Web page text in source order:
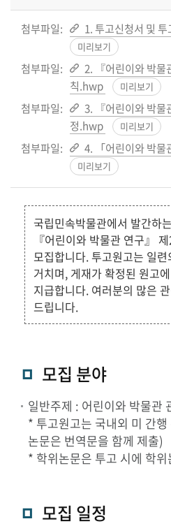
첨부파일: 1. 투고신청서 및
미리보기
첨부파일:
2. 『어린이와 박물
칙.hwp
미리보기
첨부파일:
3. 『어린이와 박물
정.hwp
미리보기
첨부파일: 4. 「어린이와 박
미리보기
국립민속박물관에서 발간하
『어린이와 박물관 연구』
모집합니다. 투고원고는 일
거치며, 게재가 확정된 원고
지급합니다. 여러분의 많은
드립니다.
모집 분야
일반주제 : 어린이와 박물관
* 투고원고는 국내외 미 간
논문은 번역문을 함께 제출)
* 학위논문은 투고 시에 학
모집 일정